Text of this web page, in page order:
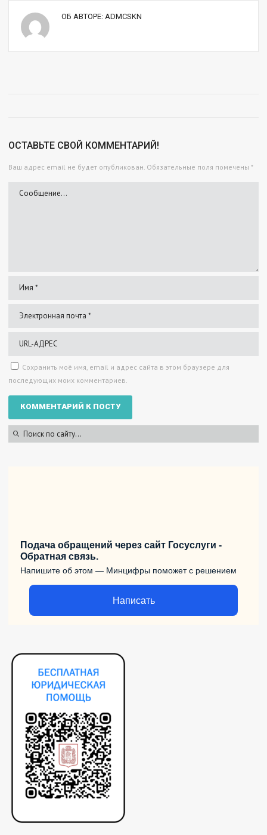
ОБ АВТОРЕ: ADMCSKN
ОСТАВЬТЕ СВОЙ КОММЕНТАРИЙ!
Ваш адрес email не будет опубликован. Обязательные поля помечены *
Сохранить моё имя, email и адрес сайта в этом браузере для
последующих моих комментариев.
Подача обращений через сайт Госуслуги -
Обратная связь.
Напишите об этом — Минцифры поможет с решением
Написать